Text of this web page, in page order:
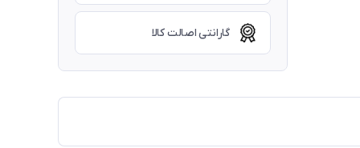
گارانتی اصالت کالا